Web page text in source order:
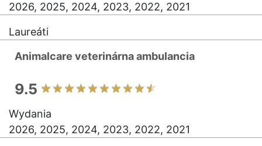
2026, 2025, 2024, 2023, 2022, 2021
Laureáti
Animalcare veterinárna ambulancia
9.5
Wydania
2026, 2025, 2024, 2023, 2022, 2021